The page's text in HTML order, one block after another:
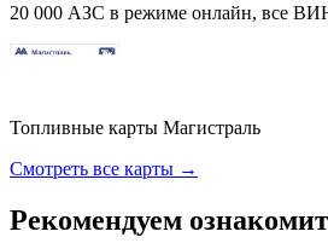
20 000 АЗС в режиме онлайн, все
Топливные карты Магистраль
Смотреть все карты →
Рекомендуем